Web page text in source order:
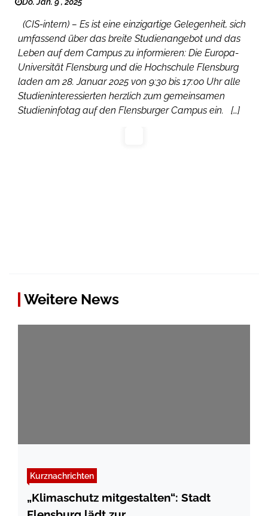
Do. Jan. 9 , 2025
(CIS-intern) – Es ist eine einzigartige Gelegenheit, sich
umfassend über das breite Studienangebot und das
Leben auf dem Campus zu informieren: Die Europa-
Universität Flensburg und die Hochschule Flensburg
laden am 28. Januar 2025 von 9:30 bis 17:00 Uhr alle
Studieninteressierten herzlich zum gemeinsamen
Studieninfotag auf den Flensburger Campus ein. […]
Weitere News
Kurznachrichten
„Klimaschutz mitgestalten“: Stadt